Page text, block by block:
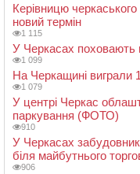
Керівницю
новий термін
1 115
У Черкасах поховають
1 099
На Черкащині виграли
1 079
У центрі Черкас
паркування (ФОТО)
910
У Черкасах
біля майбутнього
906